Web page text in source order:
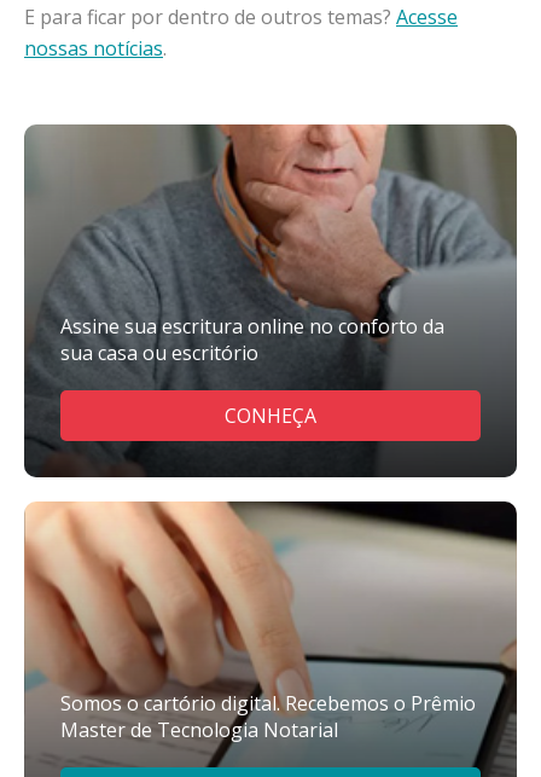
E para ficar por dentro de outros temas? Acesse
nossas notícias.
Assine sua escritura online no conforto da
sua casa ou escritório
CONHEÇA
Somos o cartório digital. Recebemos o Prêmio
Master de Tecnologia Notarial